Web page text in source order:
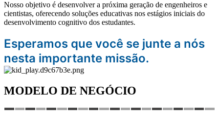
Nosso objetivo é desenvolver a próxima geração de engenheiros e
cientistas, oferecendo soluções educativas nos estágios iniciais do
desenvolvimento cognitivo dos estudantes.
Esperamos que você se junte a nós
nesta importante missão.
MODELO DE NEGÓCIO